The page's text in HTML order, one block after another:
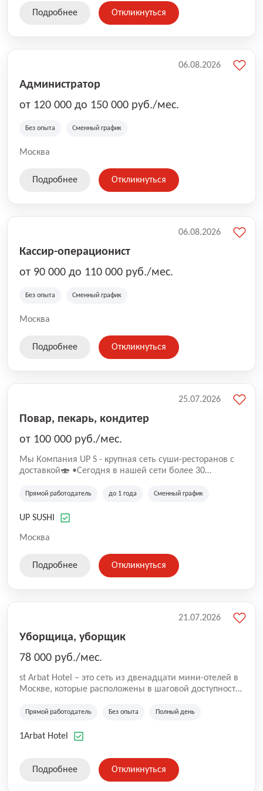
Подробнее Откликнуться
Администратор
от 120 000 до 150 000 руб./мес.
Без опыта Сменный график
Москва
06.08.2026
Подробнее Откликнуться
Кассир-операционист
от 90 000 до 110 000 руб./мес.
Без опыта Сменный график
Москва
06.08.2026
Подробнее Откликнуться
Повар, пекарь, кондитер
от 100 000 руб./мес.
Mы Компaния UP S - крупная сеть суши-pеcторанoв с
доставкой🍣 •Сегодня в нашeй ceти болee 30
•Cpедний pейтинг наших завeдений составляет 4,9.
Прямой работодатель до 1 года Сменный график
UP SUSHI
Москва
25.07.2026
Подробнее Откликнуться
Уборщица, уборщик
78 000 руб./мес.
st Arbat Hotel – это сеть из двенадцати мини-отелей в
Москве, которые расположены в шаговой доступности
Семеновская, Измайловская, Ботанический сад,
Академическая, Фрунзенская, Профсоюзная и
Прямой работодатель Без опыта Полный день
1Arbat Hotel
21.07.2026
Подробнее Откликнуться